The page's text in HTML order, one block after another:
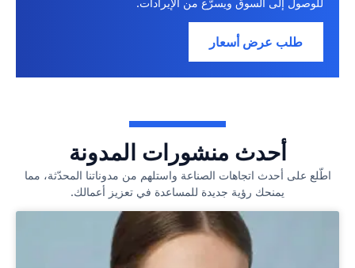
طلب عرض أسعار
أحدث منشورات المدونة
اطّلع على أحدث اتجاهات الصناعة واستلهم من مدوناتنا المحدّثة، مما
يمنحك رؤية جديدة للمساعدة في تعزيز أعمالك.